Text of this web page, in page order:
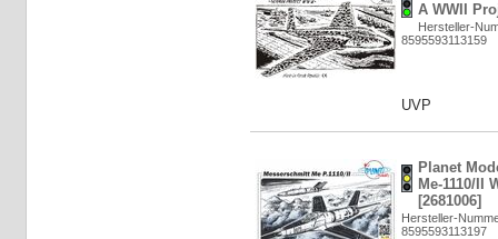
A WWII
Hersteller-
8595593113159
UVP
Planet
Me-1110/II
[2681006]
Hersteller-
8595593113197